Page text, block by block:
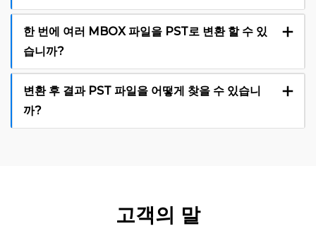
한 번에 여러 MBOX 파일을 PST로 변환 할 수 있
습니까?
변환 후 결과 PST 파일을 어떻게 찾을 수 있습니
까?
고객의 말